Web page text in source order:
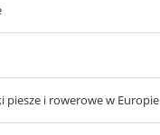
piesze i rowerowe w Europie